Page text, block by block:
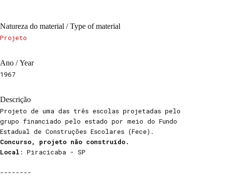
Natureza do material / Type of material
Projeto
Ano / Year
1967
Descrição
Projeto de uma das três escolas projetadas pelo
grupo financiado pelo estado por meio do Fundo
Estadual de Construções Escolares (Fece).
Concurso, projeto não construído.
Local : Piracicaba - SP
--------